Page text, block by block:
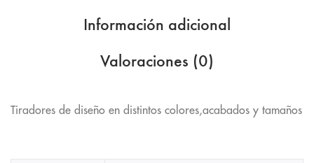
Información adicional
Valoraciones (0)
Tiradores de diseño en distintos colores,acabados y tamaños